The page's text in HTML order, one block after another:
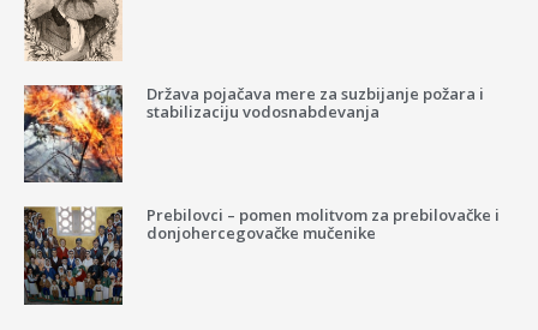
Država pojačava mere za suzbijanje požara i
stabilizaciju vodosnabdevanja
Prebilovci – pomen molitvom za prebilovačke i
donjohercegovačke mučenike